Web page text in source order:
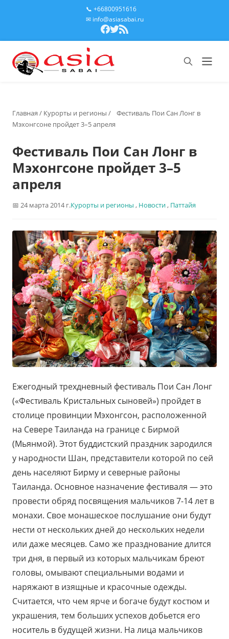
📞 +66800951616
✉ info@asiasabai.ru
Главная / Курорты и регионы /
Фестиваль Пои Сан Лонг в
Мэхонгсоне пройдет 3–5 апреля
Фестиваль Пои Сан Лонг в
Мэхонгсоне пройдет 3–5
апреля
24 марта 2014 г.Курорты и регионы , Новости, Паттайя
Ежегодный трехдневный фестиваль Пои Сан Лонг
(«Фестиваль Кристальных сыновей») пройдет в
столице провинции Мэхонгсон, расположенной
на Севере Таиланда на границе с Бирмой
(Мьянмой). Этот буддистский праздник зародился
у народности Шан, представители которой по сей
день населяют Бирму и северные районы
Таиланда. Основное назначение фестиваля — это
провести обряд посвящения мальчиков 7-14 лет в
монахи. Свое монашеское послушание они будут
нести от нескольких дней до нескольких недели
или даже месяцев. Само же празднование длится
три дня, в первый из которых мальчикам бреют
головы, омывают специальными водами и
наряжают в изящные и красочные одежды.
Считается, что чем ярче и богаче будут костюм и
украшения, тем больших успехов добьется его
носитель в будущей жизни. На лица мальчиков